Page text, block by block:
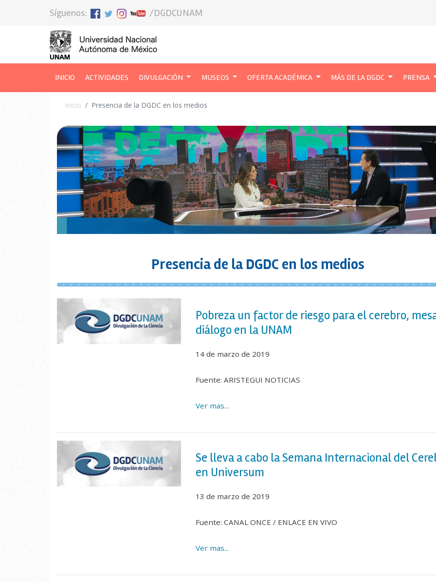
Síguenos: /DGDCUNAM
INICIO (CURRENT)
ACTIVIDADES DIVULGACIÓN MUSEOS OFERTA ACADÉMICA MÁS DE LA DGDC PRENSA
Inicio Presencia de la DGDC en los medios
Presencia de la DGDC en los medios
Pobreza un factor de riesgo para el cerebro,
diálogo en la UNAM
14 de marzo de 2019
Fuente: ARISTEGUI NOTICIAS
Ver mas...
Se lleva a cabo la Semana Internacional del
en Universum
13 de marzo de 2019
Fuente: CANAL ONCE / ENLACE EN VIVO
Ver mas...